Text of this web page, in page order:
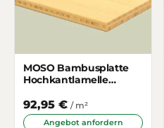
MOSO Bambusplatte
Hochkantlamelle
schichtig
92,95 € / m²
Angebot anfordern